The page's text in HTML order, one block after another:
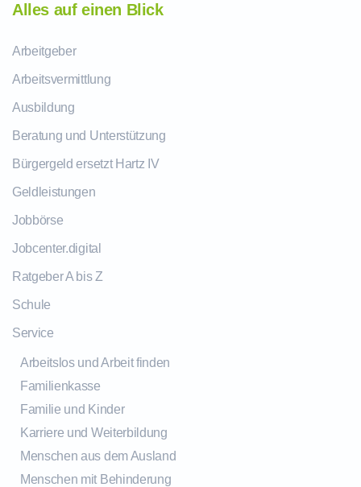
Alles auf einen Blick
Arbeitgeber
Arbeitsvermittlung
Ausbildung
Beratung und Unterstützung
Bürgergeld ersetzt Hartz IV
Geldleistungen
Jobbörse
Jobcenter.digital
Ratgeber A bis Z
Schule
Service
Arbeitslos und Arbeit finden
Familienkasse
Familie und Kinder
Karriere und Weiterbildung
Menschen aus dem Ausland
Menschen mit Behinderung